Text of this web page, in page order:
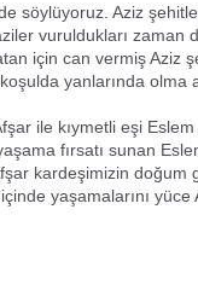
söylüyoruz. Aziz
vuruldukları zaman
için can vermiş Aziz
yanlarında
ile kıymetli eşi
fırsatı sunan
kardeşimizin doğum
yaşamalarını yüce